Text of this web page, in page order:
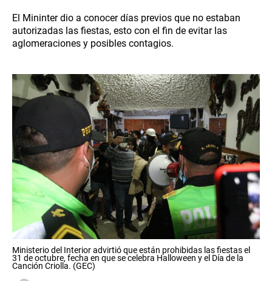
El Mininter dio a conocer días previos que no estaban
autorizadas las fiestas, esto con el fin de evitar las
aglomeraciones y posibles contagios.
Ministerio del Interior advirtió que están prohibidas las fiestas el
31 de octubre, fecha en que se celebra Halloween y el Día de la
Canción Criolla. (GEC)